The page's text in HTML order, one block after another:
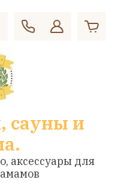
сауны и
аксессуары для